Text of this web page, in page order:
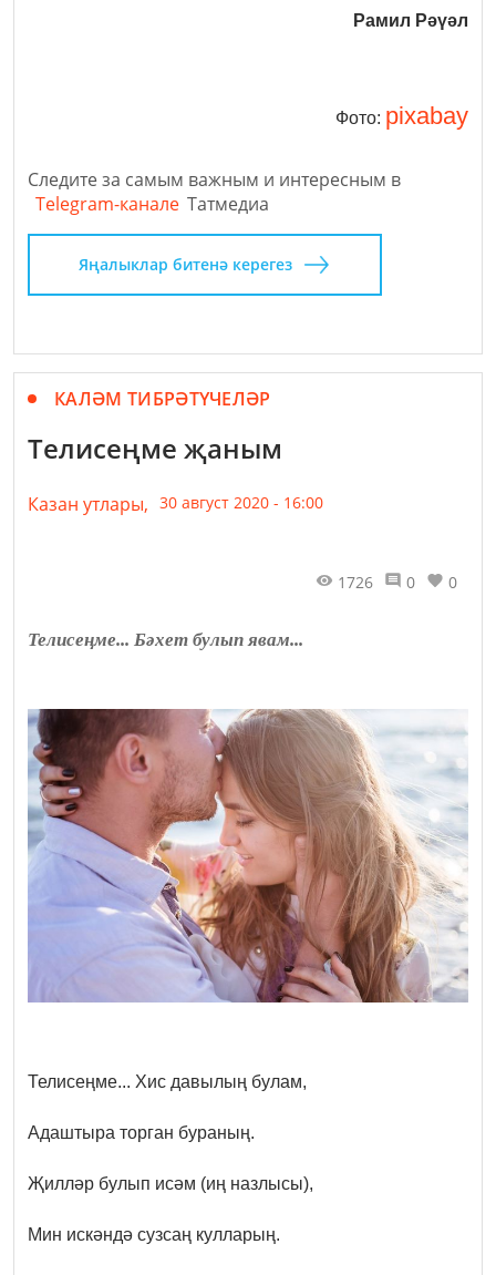
Рамил Рәүәл
Фото: pixabay
Следите за самым важным и интересным в
Telegram-канале Татмедиа
Яңалыклар битенә керегез
КАЛӘМ ТИБРӘТҮЧЕЛӘР
Телисеңме җаным
Казан утлары, 30 август 2020 - 16:00
1726 0 0
Телисеңме... Бәхет булып явам...
Телисеңме... Хис давылың булам,
Адаштыра торган бураның.
Җилләр булып исәм (иң назлысы),
Мин искәндә сузсаң кулларың.